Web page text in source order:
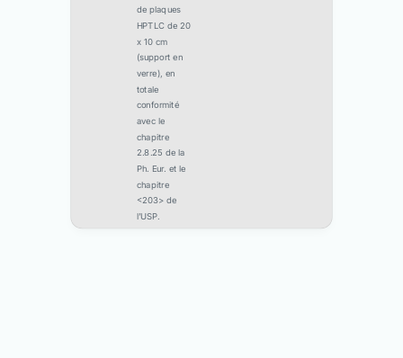
de plaques
HPTLC de 20
x 10 cm
(support en
verre), en
totale
conformité
avec le
chapitre
2.8.25 de la
Ph. Eur. et le
chapitre
<203> de
l’USP.